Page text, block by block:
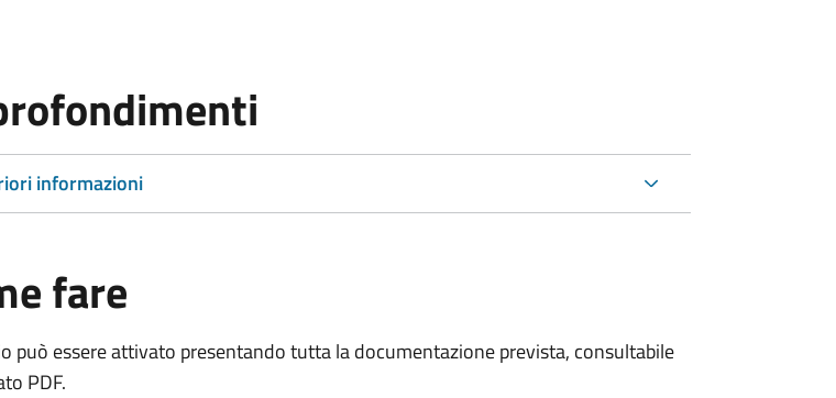
informazioni
fare
può essere attivato presentando tutta la documentazione prevista, consultabile
PDF.